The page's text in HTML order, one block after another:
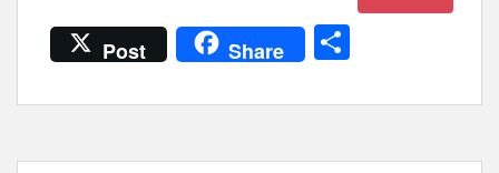
Post Share